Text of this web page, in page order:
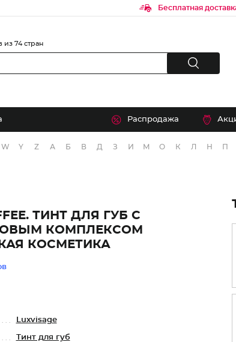
Бесплатная
из 74 стран
Распродажа
W Y Z А Б В Д З И М О К Л Н П
ТИНТ ДЛЯ ГУБ С
КОМПЛЕКСОМ
КОСМЕТИКА
Luxvisage
Тинт для губ